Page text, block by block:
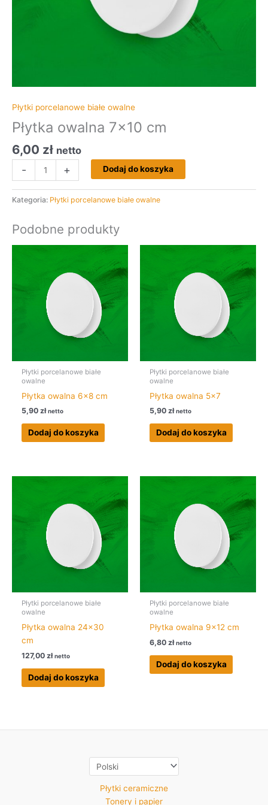
Płytki porcelanowe białe owalne
Płytka owalna 7×10 cm
6,00 zł netto
- + Dodaj do koszyka
Kategoria: Płytki porcelanowe białe owalne
Podobne produkty
Płytki porcelanowe białe
owalne
Płytka owalna 6×8 cm
5,90zł netto
Dodaj do koszyka
Płytki porcelanowe białe
owalne
Płytka owalna 5×7
5,90zł netto
Dodaj do koszyka
Płytki porcelanowe białe
owalne
Płytka owalna 24×30
cm
127,00zł netto
Dodaj do koszyka
Płytki porcelanowe białe
owalne
Płytka owalna 9×12 cm
6,80zł netto
Dodaj do koszyka
Płytki ceramiczne
Tonery i papier